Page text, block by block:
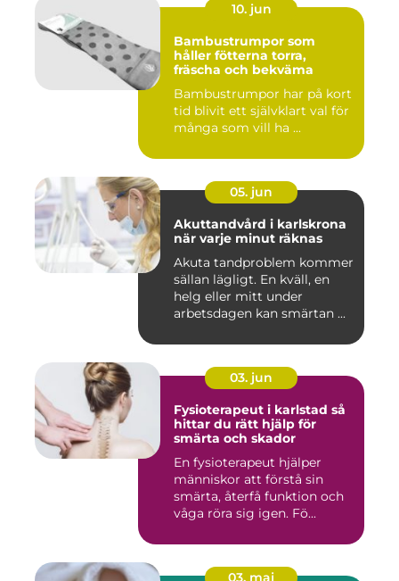
10. jun
Bambustrumpor som
håller fötterna torra,
fräscha och bekväma
Bambustrumpor har på kort
tid blivit ett självklart val för
många som vill ha ...
05. jun
Akuttandvård i karlskrona
när varje minut räknas
Akuta tandproblem kommer
sällan lägligt. En kväll, en
helg eller mitt under
arbetsdagen kan smärtan ...
03. jun
Fysioterapeut i karlstad så
hittar du rätt hjälp för
smärta och skador
En fysioterapeut hjälper
människor att förstå sin
smärta, återfå funktion och
våga röra sig igen. Fö...
03. maj